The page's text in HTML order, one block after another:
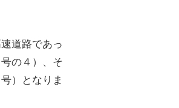
道路であっ
の４）、そ
）となりま